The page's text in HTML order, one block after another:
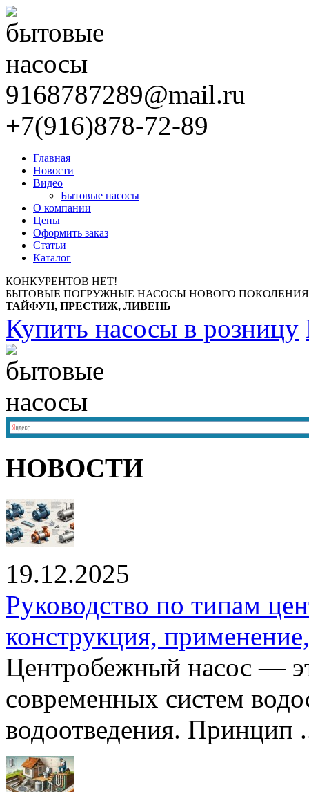
9168787289@mail.ru
+7(916)878-72-89
Главная
Новости
Видео
Бытовые насосы
О компании
Цены
Оформить заказ
Статьи
Каталог
КОНКУРЕНТОВ НЕТ!
БЫТОВЫЕ ПОГРУЖНЫЕ НАСОСЫ НОВОГО
ТАЙФУН, ПРЕСТИЖ, ЛИВЕНЬ
Купить насосы в розницу
НОВОСТИ
19.12.2025
Руководство по типам
конструкция,
Центробежный насос —
современных систем
водоотведения. Принцип